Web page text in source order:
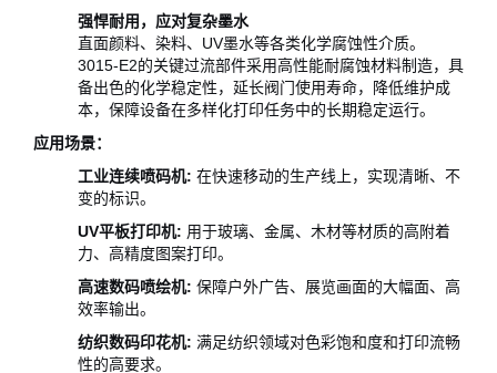
强悍耐用，应对复杂墨水
直面颜料、染料、UV墨水等各类化学腐蚀性介质。
3015-E2的关键过流部件采用高性能耐腐蚀材料制造，具
备出色的化学稳定性，延长阀门使用寿命，降低维护成
本，保障设备在多样化打印任务中的长期稳定运行。
应用场景：
工业连续喷码机: 在快速移动的生产线上，实现清晰、不
变的标识。
UV平板打印机: 用于玻璃、金属、木材等材质的高附着
力、高精度图案打印。
高速数码喷绘机: 保障户外广告、展览画面的大幅面、高
效率输出。
纺织数码印花机: 满足纺织领域对色彩饱和度和打印流畅
性的高要求。